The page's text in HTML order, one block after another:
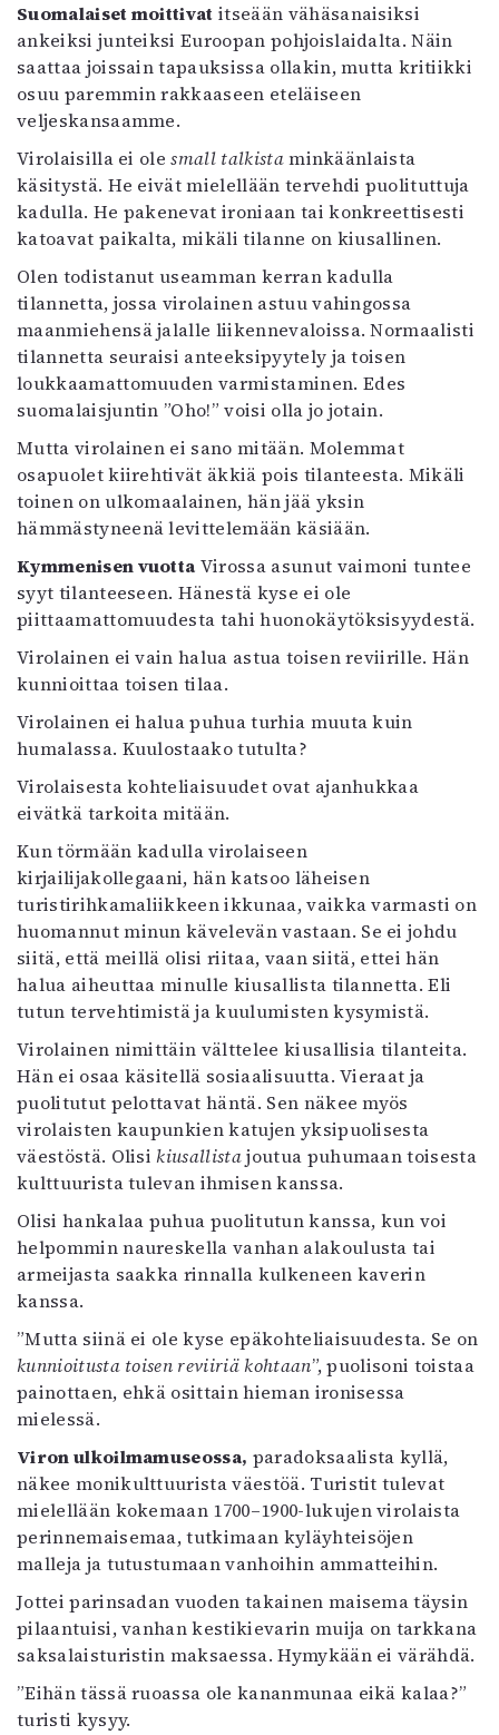
Suomalaiset moittivat itseään vähäsanaisiksi
ankeiksi junteiksi Euroopan pohjoislaidalta. Näin
saattaa joissain tapauksissa ollakin, mutta kritiikki
osuu paremmin rakkaaseen eteläiseen
veljeskansaamme.
Virolaisilla ei olesmall talkistaminkäänlaista
käsitystä. He eivät mielellään tervehdi puolituttuja
kadulla. He pakenevat ironiaan tai konkreettisesti
katoavat paikalta, mikäli tilanne on kiusallinen.
Olen todistanut useamman kerran kadulla
tilannetta, jossa virolainen astuu vahingossa
maanmiehensä jalalle liikennevaloissa. Normaalisti
tilannetta seuraisi anteeksipyytely ja toisen
loukkaamattomuuden varmistaminen. Edes
suomalaisjuntin ”Oho!” voisi olla jo jotain.
Mutta virolainen ei sano mitään. Molemmat
osapuolet kiirehtivät äkkiä pois tilanteesta. Mikäli
toinen on ulkomaalainen, hän jää yksin
hämmästyneenä levittelemään käsiään.
Kymmenisen vuotta Virossa asunut vaimoni tuntee
syyt tilanteeseen. Hänestä kyse ei ole
piittaamattomuudesta tahi huonokäytöksisyydestä.
Virolainen ei vain halua astua toisen reviirille. Hän
kunnioittaa toisen tilaa.
Virolainen ei halua puhua turhia muuta kuin
humalassa. Kuulostaako tutulta?
Virolaisesta kohteliaisuudet ovat ajanhukkaa
eivätkä tarkoita mitään.
Kun törmään kadulla virolaiseen
kirjailijakollegaani, hän katsoo läheisen
turistirihkamaliikkeen ikkunaa, vaikka varmasti on
huomannut minun kävelevän vastaan. Se ei johdu
siitä, että meillä olisi riitaa, vaan siitä, ettei hän
halua aiheuttaa minulle kiusallista tilannetta. Eli
tutun tervehtimistä ja kuulumisten kysymistä.
Virolainen nimittäin välttelee kiusallisia tilanteita.
Hän ei osaa käsitellä sosiaalisuutta. Vieraat ja
puolitutut pelottavat häntä. Sen näkee myös
virolaisten kaupunkien katujen yksipuolisesta
väestöstä. Olisikiusallistajoutua puhumaan toisesta
kulttuurista tulevan ihmisen kanssa.
Olisi hankalaa puhua puolitutun kanssa, kun voi
helpommin naureskella vanhan alakoulusta tai
armeijasta saakka rinnalla kulkeneen kaverin
kanssa.
”Mutta siinä ei ole kyse epäkohteliaisuudesta. Se on
kunnioitusta toisen reviiriä kohtaan”, puolisoni toistaa
painottaen, ehkä osittain hieman ironisessa
mielessä.
Viron ulkoilmamuseossa, paradoksaalista kyllä,
näkee monikulttuurista väestöä. Turistit tulevat
mielellään kokemaan 1700–1900-lukujen virolaista
perinnemaisemaa, tutkimaan kyläyhteisöjen
malleja ja tutustumaan vanhoihin ammatteihin.
Jottei parinsadan vuoden takainen maisema täysin
pilaantuisi, vanhan kestikievarin muija on tarkkana
saksalaisturistin maksaessa. Hymykään ei värähdä.
”Eihän tässä ruoassa ole kananmunaa eikä kalaa?”
turisti kysyy.